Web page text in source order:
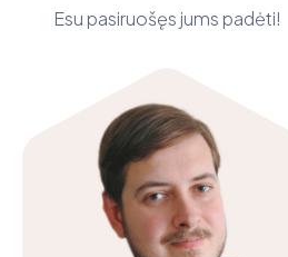
Esu pasiruošęs jums padėti!